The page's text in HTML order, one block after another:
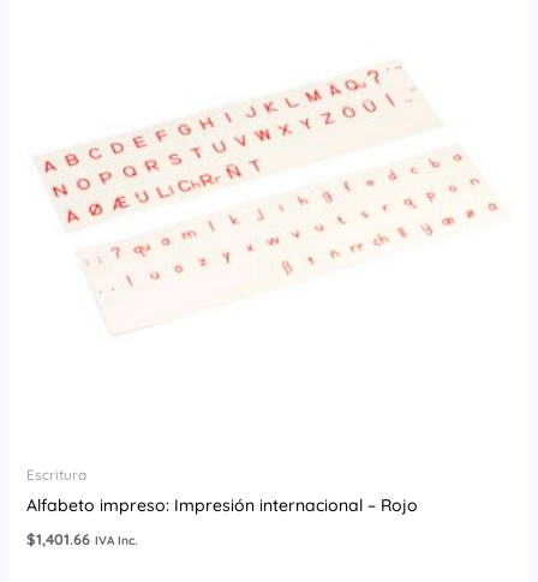
Escritura
Alfabeto impreso: Impresión internacional – Rojo
$1,401.66 IVA Inc.